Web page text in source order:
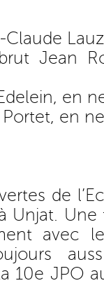
Claude
Jean
en
en
de
Une
avec
10e JPO